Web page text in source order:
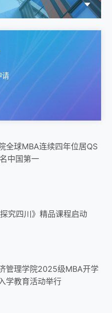
请
全球MBA连续四年位居QS
中国第一
探究四川》精品课程启动
管理学院2025级MBA开学
学教育活动举行